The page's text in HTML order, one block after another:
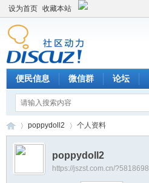
设为首页 收藏本站
便民信息 微信群 论坛
›
poppydoll2 个人资料
poppydoll2
https://jszst.com.cn/?5818698